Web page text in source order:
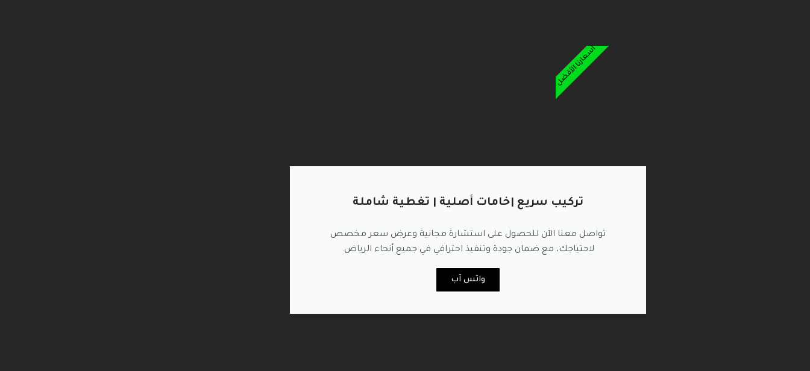
تركيب سريع |خامات أصلية | تغطية شاملة
تواصل معنا الآن للحصول على استشارة مجانية وعرض سعر مخصص
لاحتياجك، مع ضمان جودة وتنفيذ احترافي في جميع أنحاء الرياض.
واتس آب
أسعارنا الأفضل